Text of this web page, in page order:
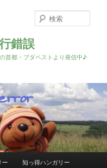
錯誤
首都・ブダペストより発信中♪
索
ー 知っ得ハンガリー